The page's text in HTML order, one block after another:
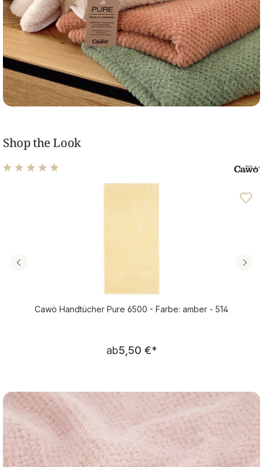
Shop the Look
Durchschnittliche Bewertung von 4.91 von 5 Sternen
Cawö Handtücher Pure 6500 - Farbe: amber - 514
Regulärer Preis:
ab5,50 €*